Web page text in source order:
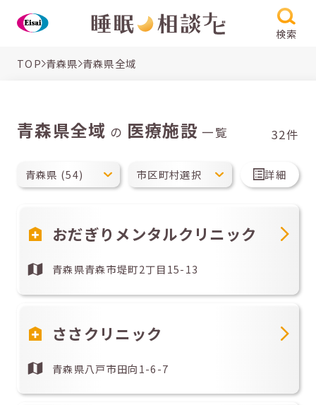
検索
TOP 青森県 青森県全域
青森県全域 の 医療施設 一覧 32件
詳細
おだぎりメンタルクリニック
青森県青森市堤町2丁目15-13
ささクリニック
青森県八戸市田向1-6-7